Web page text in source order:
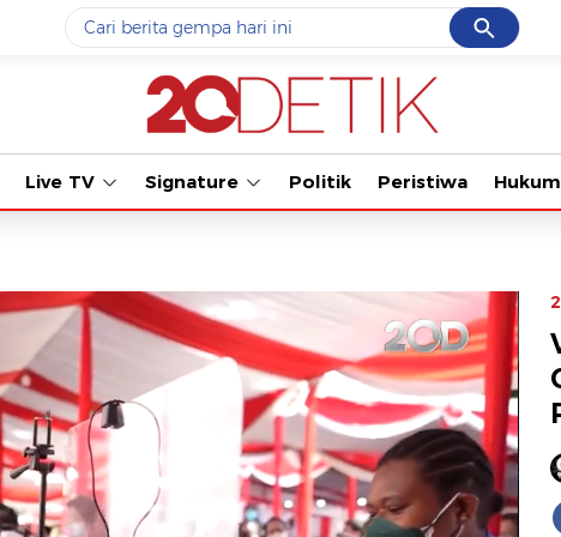
Cancel
Yang sedang ramai dicari
gempa hari ini
#3prabowo
#5demo
Terakhir yang dicari
Loading...
Live TV Signature Politik Peristiwa Hukum